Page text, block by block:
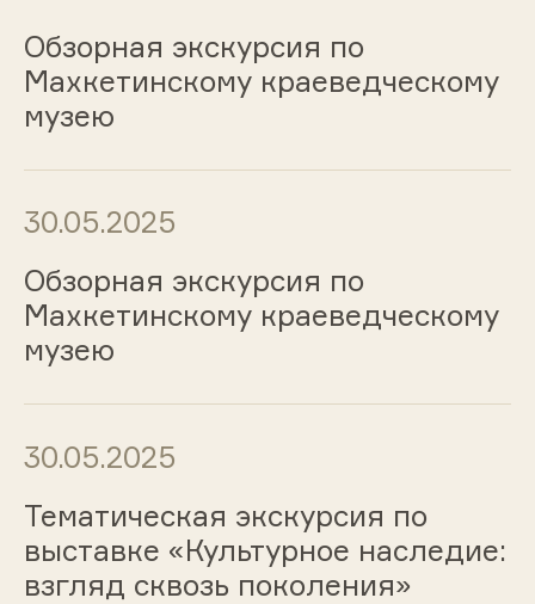
Обзорная экскурсия по
Махкетинскому краеведческому
музею
30.05.2025
Обзорная экскурсия по
Махкетинскому краеведческому
музею
30.05.2025
Тематическая экскурсия по
выставке «Культурное наследие:
взгляд сквозь поколения»